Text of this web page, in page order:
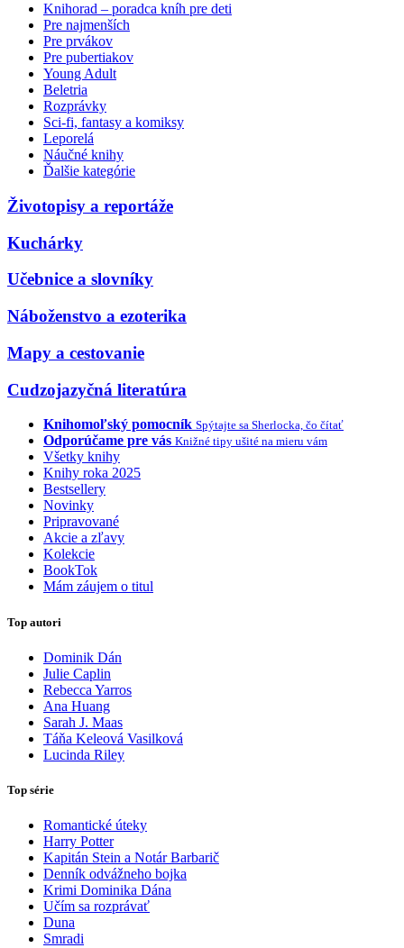
Knihorad – poradca kníh pre deti
Pre najmenších
Pre prvákov
Pre pubertiakov
Young Adult
Beletria
Rozprávky
Sci-fi, fantasy a komiksy
Leporelá
Náučné knihy
Ďalšie kategórie
Životopisy a reportáže
Kuchárky
Učebnice a slovníky
Náboženstvo a ezoterika
Mapy a cestovanie
Cudzojazyčná literatúra
Knihomoľský pomocník Spýtajte sa Sherlocka, čo čítať
Odporúčame pre vás Knižné tipy ušité na mieru vám
Všetky knihy
Knihy roka 2025
Bestsellery
Novinky
Pripravované
Akcie a zľavy
Kolekcie
BookTok
Mám záujem o titul
Top autori
Dominik Dán
Julie Caplin
Rebecca Yarros
Ana Huang
Sarah J. Maas
Táňa Keleová Vasilková
Lucinda Riley
Top série
Romantické úteky
Harry Potter
Kapitán Stein a Notár Barbarič
Denník odvážneho bojka
Krimi Dominika Dána
Učím sa rozprávať
Duna
Smradi